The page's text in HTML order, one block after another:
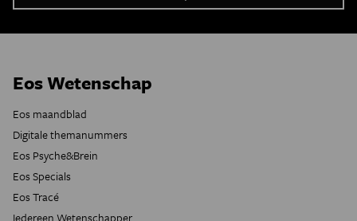
Eos Wetenschap
Eos maandblad
Digitale themanummers
Eos Psyche&Brein
Eos Specials
Eos Tracé
Iedereen Wetenschapper